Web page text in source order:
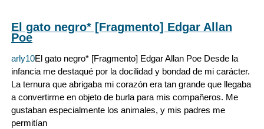
El gato negro* [Fragmento] Edgar Allan
Poe
arly10El gato negro* [Fragmento] Edgar Allan Poe Desde la
infancia me destaqué por la docilidad y bondad de mi carácter.
La ternura que abrigaba mi corazón era tan grande que llegaba
a convertirme en objeto de burla para mis compañeros. Me
gustaban especialmente los animales, y mis padres me
permitían